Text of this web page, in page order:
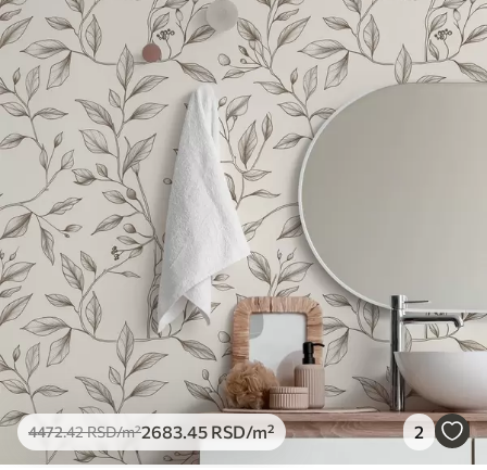
4472.42RSD/m²2683.45 RSD/m² 2